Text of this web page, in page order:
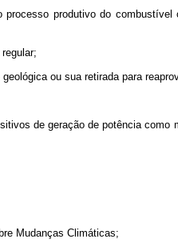
produtivo do combustível
ou sua retirada para
de geração de potência como
Mudanças Climáticas;